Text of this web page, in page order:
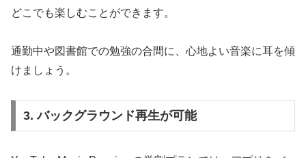
どこでも楽しむことができます。
通勤中や図書館での勉強の合間に、心地よい音楽に耳を傾
けましょう。
3. バックグラウンド再生が可能